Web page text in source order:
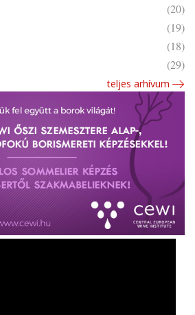
(20)
(19)
(18)
(29)
teljes arhívum